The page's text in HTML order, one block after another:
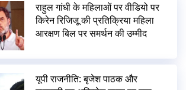
राहुल गांधी के महिलाओं पर वीडियो पर
किरेन रिजिजू की प्रतिक्रिया महिला
आरक्षण बिल पर समर्थन की उम्मीद
यूपी राजनीति: बृजेश पाठक और